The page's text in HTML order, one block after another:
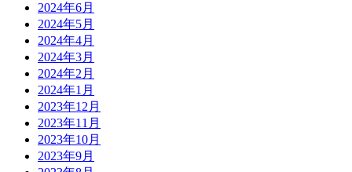
2024年6月
2024年5月
2024年4月
2024年3月
2024年2月
2024年1月
2023年12月
2023年11月
2023年10月
2023年9月